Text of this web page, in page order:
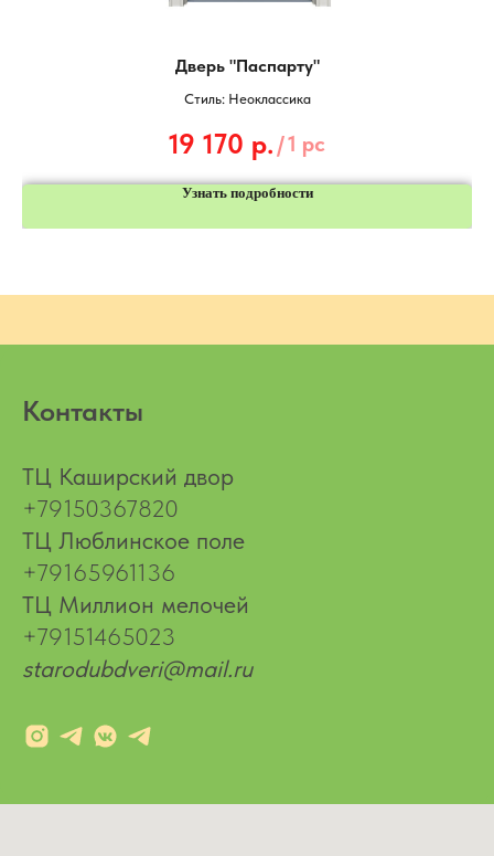
Дверь "Паспарту"
Стиль: Неоклассика
19 170 р. /1 pc
Узнать подробности
Контакты
ТЦ Каширский двор
+79150367820
ТЦ Люблинское поле
+79165961136
ТЦ Миллион мелочей
+79151465023
starodubdveri@mail.ru